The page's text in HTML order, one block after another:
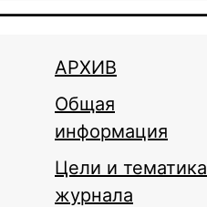
АРХИВ
Общая
информация
Цели и тематика
журнала